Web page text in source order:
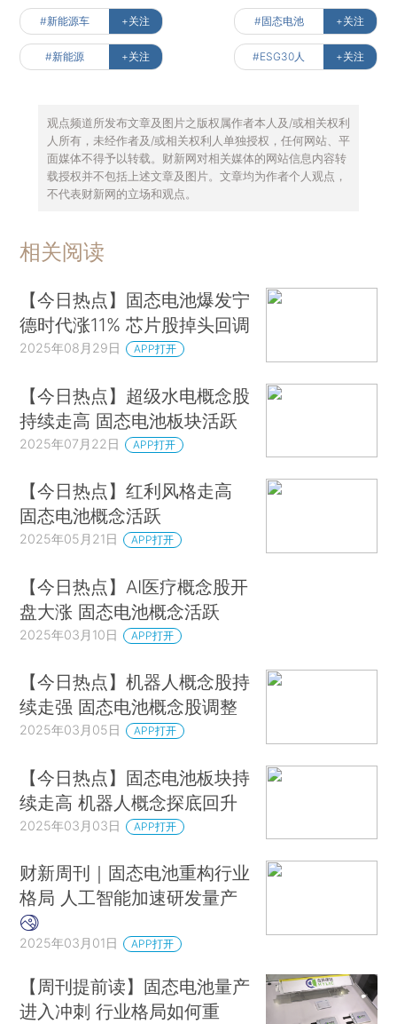
#新能源车 +关注 #固态电池 +关注
#新能源 +关注 #ESG30人 +关注
观点频道所发布文章及图片之版权属作者本人及/或相关权利
人所有，未经作者及/或相关权利人单独授权，任何网站、平
面媒体不得予以转载。财新网对相关媒体的网站信息内容转
载授权并不包括上述文章及图片。文章均为作者个人观点，
不代表财新网的立场和观点。
相关阅读
【今日热点】固态电池爆发宁
德时代涨11% 芯片股掉头回调
2025年08月29日 APP打开
【今日热点】超级水电概念股
持续走高 固态电池板块活跃
2025年07月22日 APP打开
【今日热点】红利风格走高
固态电池概念活跃
2025年05月21日 APP打开
【今日热点】AI医疗概念股开
盘大涨 固态电池概念活跃
2025年03月10日 APP打开
【今日热点】机器人概念股持
续走强 固态电池概念股调整
2025年03月05日 APP打开
【今日热点】固态电池板块持
续走高 机器人概念探底回升
2025年03月03日 APP打开
财新周刊｜固态电池重构行业
格局 人工智能加速研发量产
2025年03月01日 APP打开
【周刊提前读】固态电池量产
进入冲刺 行业格局如何重